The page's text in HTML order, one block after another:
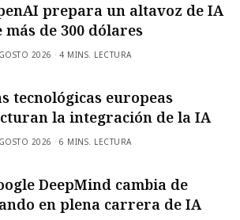
prepara un altavoz de IA
más de 300 dólares
2026 4 MINS. LECTURA
tecnológicas europeas
la integración de la IA
2026 6 MINS. LECTURA
DeepMind cambia de
en plena carrera de IA